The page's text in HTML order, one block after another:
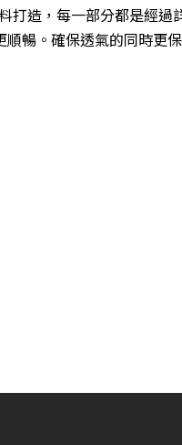
打造，每一部分都是經
暢。確保透氣的同時更